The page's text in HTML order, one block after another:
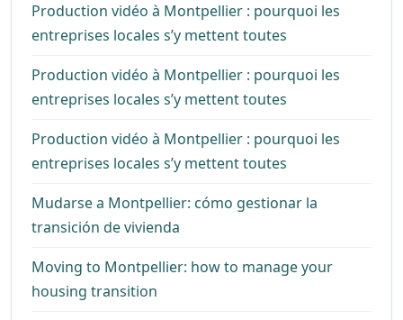
Production vidéo à Montpellier : pourquoi les
entreprises locales s’y mettent toutes
Production vidéo à Montpellier : pourquoi les
entreprises locales s’y mettent toutes
Production vidéo à Montpellier : pourquoi les
entreprises locales s’y mettent toutes
Mudarse a Montpellier: cómo gestionar la
transición de vivienda
Moving to Montpellier: how to manage your
housing transition